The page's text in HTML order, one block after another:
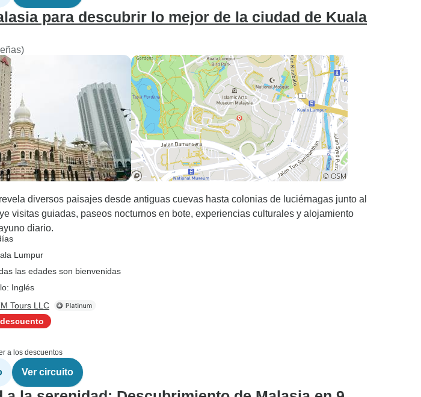
aventura!
para descubrir lo mejor de la ciudad de Kuala
diversos paisajes desde antiguas cuevas hasta colonias de luciérnagas junto al
visitas guiadas, paseos nocturnos en bote, experiencias culturales y alojamiento
diario.
Lumpur
las edades son bienvenidas
Inglés
Tours LLC
a los descuentos
Ver circuito